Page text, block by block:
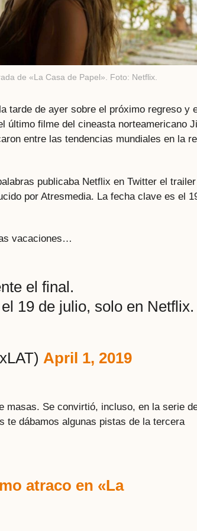
de «La Casa de Papel». Foto: Netflix.
tarde de ayer sobre el próximo regreso y
último filme del cineasta norteamericano
entre las tendencias mundiales en la
publicaba Netflix en Twitter el
por Atresmedia. La fecha clave es el
vacaciones…
el final.
19 de julio, solo en Netflix.
April 1, 2019
masas. Se convirtió, incluso, en la serie
te dábamos algunas pistas de la tercera
atraco en «La